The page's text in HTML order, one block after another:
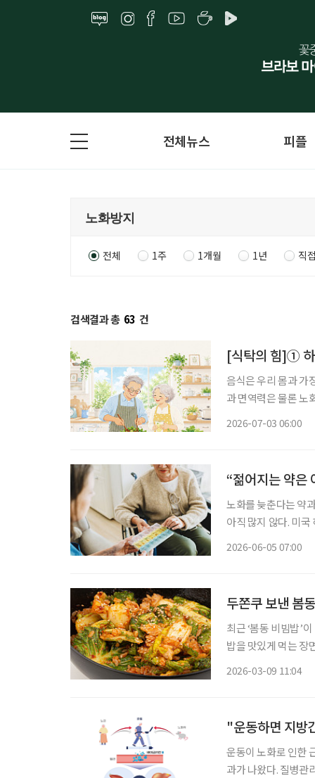
전체뉴스 피플
전체 1주 1개월 1년 직
검색결과 총 63 건
[식탁의 힘]① 하
음식은 우리 몸과 가
과 면역력은 물론 노
2026-07-03 06:00
“젊어지는 약은
노화를 늦춘다는 약
아직 많지 않다. 미국 하버드의대 유전학과 데이비드 싱클레어 교수와 탈리헬스의 아디브 존
2026-06-05 07:00
두쫀쿠 보낸 봄
최근 ‘봄동 비빔밥’
밥을 맛있게 먹는 장
2026-03-09 11:04
"운동하면 지방
운동이 노화로 인한
과가 나왔다. 질병관